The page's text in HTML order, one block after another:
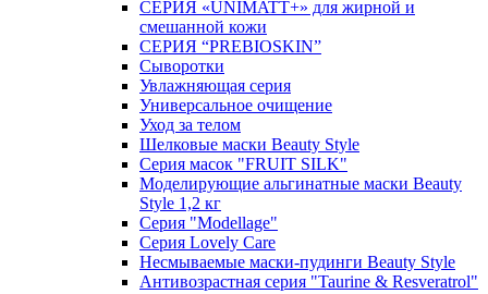
СЕРИЯ «UNIMATT+» для жирной и
смешанной кожи
СЕРИЯ “PREBIOSKIN”
Сыворотки
Увлажняющая серия
Универсальное очищение
Уход за телом
Шелковые маски Beauty Style
Серия масок "FRUIT SILK"
Моделирующие альгинатные маски Beauty
Style 1,2 кг
Серия "Modellage"
Cерия Lovely Care
Несмываемые маски-пудинги Beauty Style
Антивозрастная серия "Taurine & Resveratrol"